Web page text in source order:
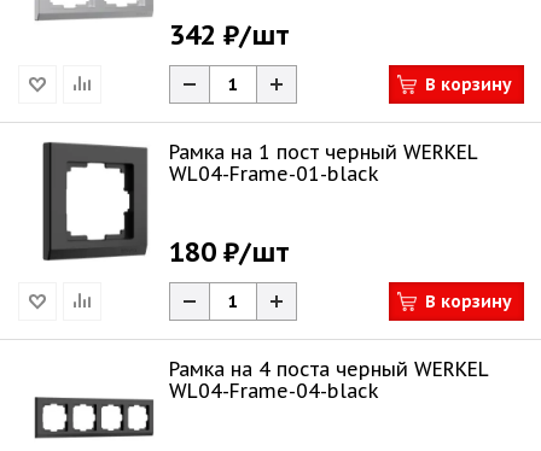
342 ₽/шт
В корзину
Рамка на 1 пост черный WERKEL
WL04-Frame-01-black
180 ₽/шт
В корзину
Рамка на 4 поста черный WERKEL
WL04-Frame-04-black